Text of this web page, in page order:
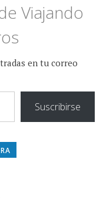
Viajando
en tu correo
Suscribirse